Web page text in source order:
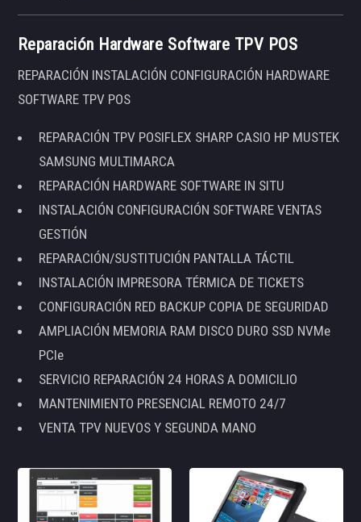
Reparación Hardware Software TPV POS
REPARACIÓN INSTALACIÓN CONFIGURACIÓN HARDWARE
SOFTWARE TPV POS
REPARACIÓN TPV POSIFLEX SHARP CASIO HP MUSTEK
SAMSUNG MULTIMARCA
REPARACIÓN HARDWARE SOFTWARE IN SITU
INSTALACIÓN CONFIGURACIÓN SOFTWARE VENTAS
GESTIÓN
REPARACIÓN/SUSTITUCIÓN PANTALLA TÁCTIL
INSTALACIÓN IMPRESORA TÉRMICA DE TICKETS
CONFIGURACIÓN RED BACKUP COPIA DE SEGURIDAD
AMPLIACIÓN MEMORIA RAM DISCO DURO SSD NVMe
PCIe
SERVICIO REPARACIÓN 24 HORAS A DOMICILIO
MANTENIMIENTO PRESENCIAL REMOTO 24/7
VENTA TPV NUEVOS Y SEGUNDA MANO